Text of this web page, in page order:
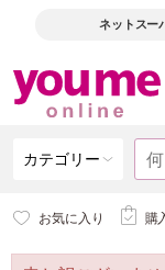
ネットスー
カテゴリー
お気に入り 購